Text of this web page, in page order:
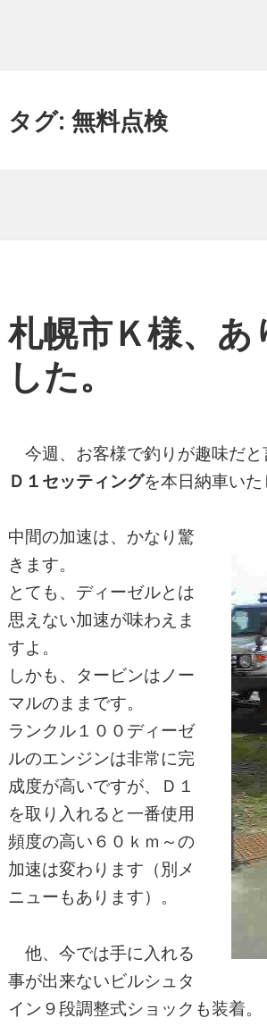
タグ:無料点検
札幌市Ｋ様、
した。
今週、お客様で釣りが趣味だ
Ｄ１セッティングを本日納車いた
中間の加速は、かなり驚
きます。
とても、ディーゼルとは
思えない加速が味わえま
すよ。
しかも、タービンはノー
マルのままです。
ランクル１００ディーゼ
ルのエンジンは非常に完
成度が高いですが、Ｄ１
を取り入れると一番使用
頻度の高い６０ｋｍ～の
加速は変わります（別メ
ニューもあります）。
他、今では手に入れる
事が出来ないビルシュタ
イン９段調整式ショックも装着。